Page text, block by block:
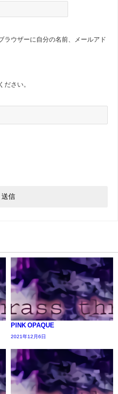
ラウザーに自分の名前、メールアド
ださい。
PINK OPAQUE
2021年12月6日